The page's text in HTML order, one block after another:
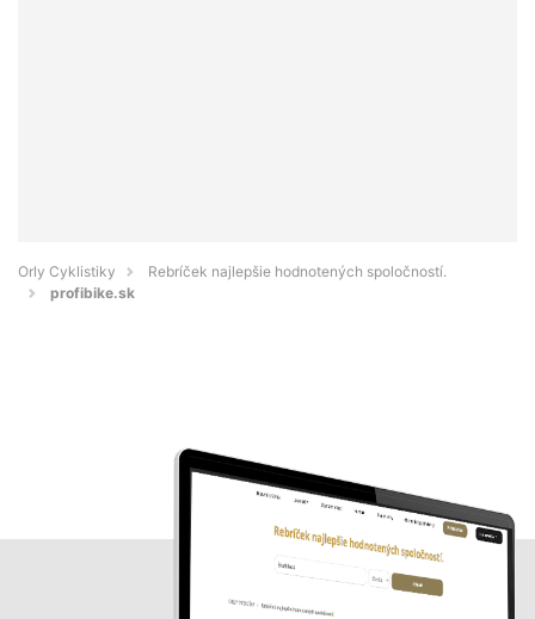
Orly Cyklistiky
Rebríček najlepšie hodnotených spoločností.
profibike.sk